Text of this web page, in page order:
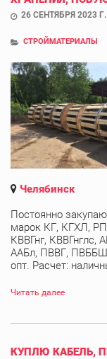
26 СЕНТЯБРЯ 2023
СТРОЙМАТЕРИАЛЫ
Челябинск
Постоянно
марок КГ, КГХЛ,
КВВГнг, КВВГнглс,
ААБл, ПВВГ,
опт. Расчет:
Читать далее
КУПЛЮ КАБЕЛЬ,